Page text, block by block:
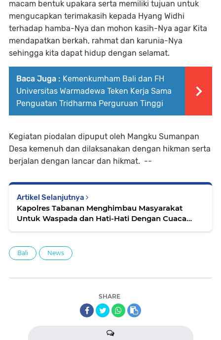
macam bentuk upakara serta memiliki tujuan untuk
mengucapkan terimakasih kepada Hyang Widhi
terhadap hamba-Nya dan mohon kasih-Nya agar Kita
mendapatkan berkah, rahmat dan karunia-Nya
sehingga kita dapat hidup dengan selamat.
Baca Juga : Kemenkumham Bali dan FH
Universitas Warmadewa Teken Kerja Sama
Penguatan Tridharma Perguruan Tinggi
Kegiatan piodalan dipuput oleh Mangku Sumanpan
Desa kemenuh dan dilaksanakan dengan hikman serta
berjalan dengan lancar dan hikmat. --
Artikel Selanjutnya
Kapolres Tabanan Menghimbau Masyarakat
Untuk Waspada dan Hati-Hati Dengan Cuaca
Bali News
SHARE